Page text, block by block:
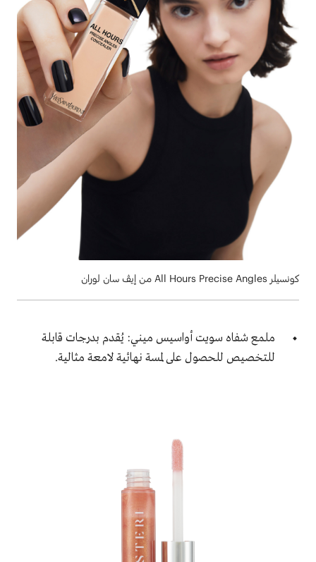
كونسيلر All Hours Precise Angles من إيڤ سان لوران
ملمع شفاه سويت أواسيس ميني: يُقدم بدرجات قابلة
للتخصيص للحصول على لمسة نهائية لامعة مثالية.